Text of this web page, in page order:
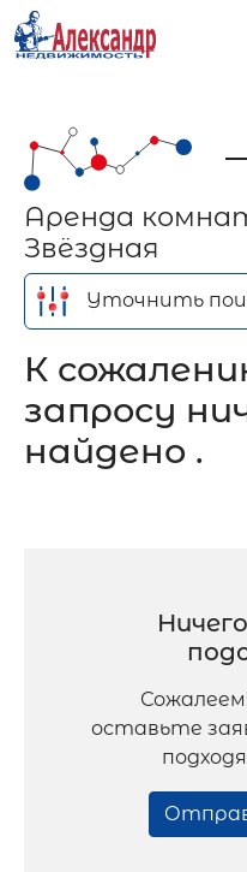
Аренда
Звёздная
Уточнить
К
запросу
найдено .
оставьте